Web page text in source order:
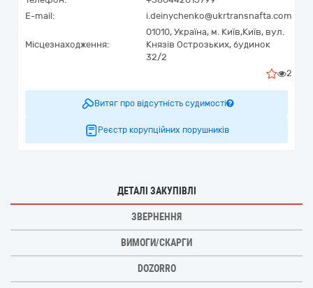
E-mail:
i.deinychenko@ukrtransnafta.com
Місцезнаходження:
01010, Україна, м. Київ,Київ, вул.
Князів Острозьких, будинок
32/2
2
Витяг про відсутність судимості
Реєстр корупційних порушників
ДЕТАЛІ ЗАКУПІВЛІ
ЗВЕРНЕННЯ
ВИМОГИ/СКАРГИ
DOZORRO